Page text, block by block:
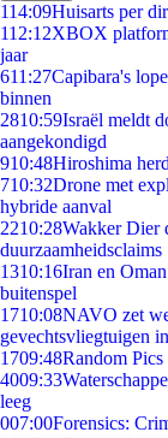
114:09Huisarts per
112:12XBOX
jaar
611:27Capibara's
binnen
2810:59Israël meldt
aangekondigd
910:48Hiroshima
710:32Drone met
hybride aanval
2210:28Wakker Dier
duurzaamheidsclaims
1310:16Iran en
buitenspel
1710:08NAVO zet
gevechtsvliegtuigen in
1709:48Random
4009:33
leeg
007:00Forensics: